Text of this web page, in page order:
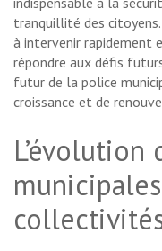
tranquillité des
à intervenir rapidement
répondre aux défis
futur de la police
croissance et de